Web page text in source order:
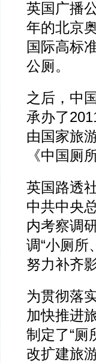
英国广播
年的北京
国际高标
公厕。
之后，中
承办了
由国家旅
《中国厕
英国路透
中共中央
内考察调
调“小厕所
努力补齐
为贯彻落
加快推进
制定了“厕
改扩建旅